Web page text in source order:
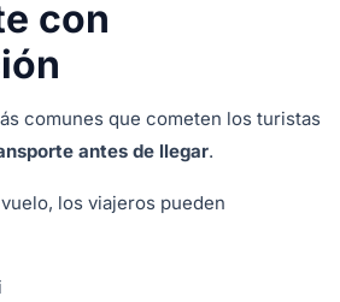
con
comunes que cometen los turistas
antes de llegar.
los viajeros pueden